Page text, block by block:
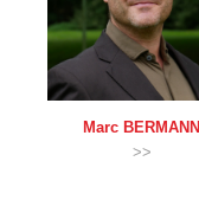
Marc BERMANN
>>